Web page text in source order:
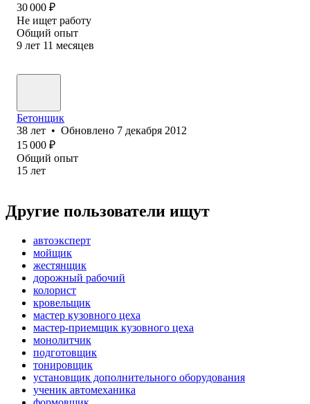
30 000 ₽
Не ищет работу
Общий опыт
9 лет 11 месяцев
Бетонщик
38 лет • Обновлено 7 декабря 2012
15 000 ₽
Общий опыт
15 лет
Другие пользователи ищут
автоэксперт
мойщик
жестянщик
дорожный рабочий
колорист
кровельщик
мастер кузовного цеха
мастер-приемщик кузовного цеха
монолитчик
подготовщик
тонировщик
установщик дополнительного оборудования
ученик автомеханика